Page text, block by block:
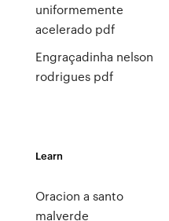
uniformemente
acelerado pdf
Engraçadinha nelson
rodrigues pdf
Learn
Oracion a santo
malverde